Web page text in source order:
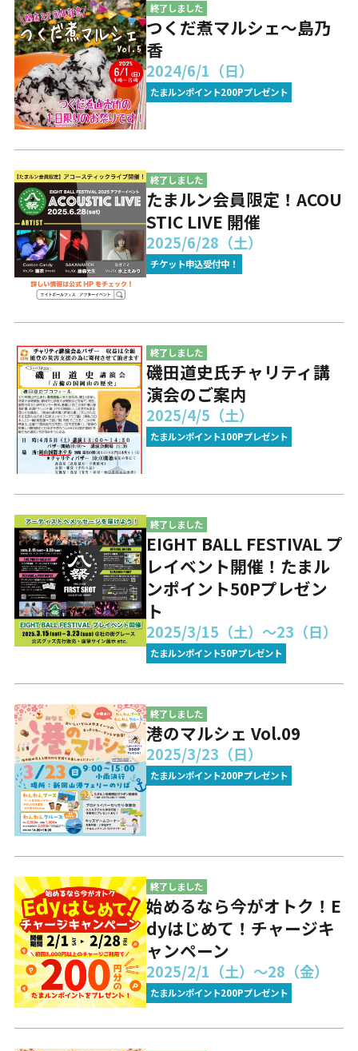
終了しました
つくだ煮マルシェ～島乃
香
2024/6/1（日）
たまルンポイント200Pプレゼント
終了しました
たまルン会員限定！ACOU
STIC LIVE 開催
2025/6/28（土）
チケット申込受付中！
終了しました
磯田道史氏チャリティ講
演会のご案内
2025/4/5（土）
たまルンポイント100Pプレゼント
終了しました
EIGHT BALL FESTIVAL プ
レイベント開催！たまル
ンポイント50Pプレゼン
ト
2025/3/15（土）～23（日）
たまルンポイント50Pプレゼント
終了しました
港のマルシェ Vol.09
2025/3/23（日）
たまルンポイント200Pプレゼント
終了しました
始めるなら今がオトク！E
dyはじめて！チャージキ
ャンペーン
2025/2/1（土）～28（金）
たまルンポイント200Pプレゼント